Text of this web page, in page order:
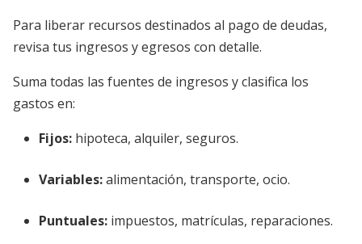
Para liberar recursos destinados al pago de deudas,
revisa tus ingresos y egresos con detalle.
Suma todas las fuentes de ingresos y clasifica los
gastos en:
Fijos: hipoteca, alquiler, seguros.
Variables:alimentación, transporte, ocio.
Puntuales: impuestos, matrículas, reparaciones.